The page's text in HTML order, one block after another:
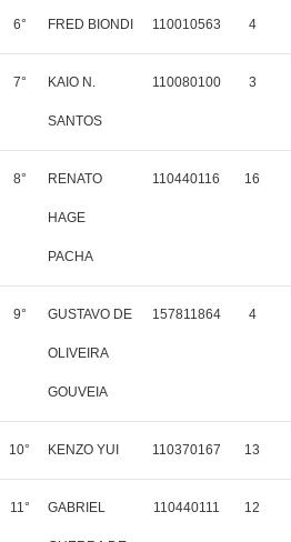
6° FRED BIONDI 110010563 4
7° KAIO N.
SANTOS
110080100 3
8° RENATO
HAGE
PACHA
110440116 16
9° GUSTAVO DE
OLIVEIRA
GOUVEIA
157811864 4
10° KENZO YUI 110370167 13
11° GABRIEL 110440111 12